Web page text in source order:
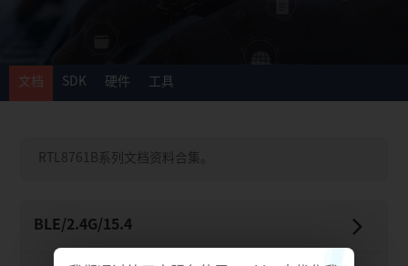
文档 SDK 硬件 工具
RTL8761B系列文档资料合集。
BLE/​2.4G/​15.4